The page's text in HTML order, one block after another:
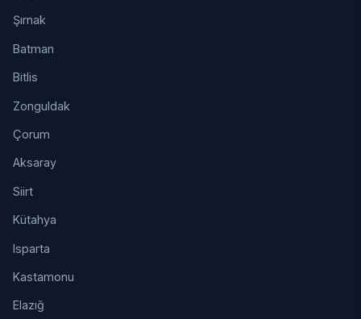
Şırnak
Batman
Bitlis
Zonguldak
Çorum
Aksaray
Siirt
Kütahya
Isparta
Kastamonu
Elazığ